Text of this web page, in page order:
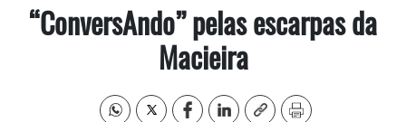
“ConversAndo” pelas escarpas da
Macieira